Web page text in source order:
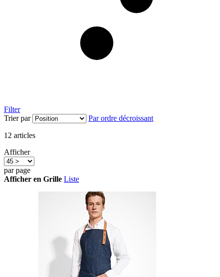
Filter
Trier par
Par ordre décroissant
12 articles
Afficher
par page
Afficher en Grille Liste